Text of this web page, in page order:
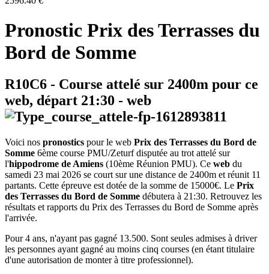
Pronostic Prix des Terrasses du
Bord de Somme
R10C6 - Course attelé sur 2400m pour ce
web, départ 21:30 - web
Voici nos pronostics pour le web Prix des Terrasses du Bord de
Somme 6ème course PMU/Zeturf disputée au trot attelé sur
l'hippodrome de Amiens (10ème Réunion PMU). Ce web du
samedi 23 mai 2026 se court sur une distance de 2400m et réunit 11
partants. Cette épreuve est dotée de la somme de 15000€. Le Prix
des Terrasses du Bord de Somme débutera à 21:30. Retrouvez les
résultats et rapports du Prix des Terrasses du Bord de Somme après
l'arrivée.
Pour 4 ans, n'ayant pas gagné 13.500. Sont seules admises à driver
les personnes ayant gagné au moins cinq courses (en étant titulaire
d'une autorisation de monter à titre professionnel).